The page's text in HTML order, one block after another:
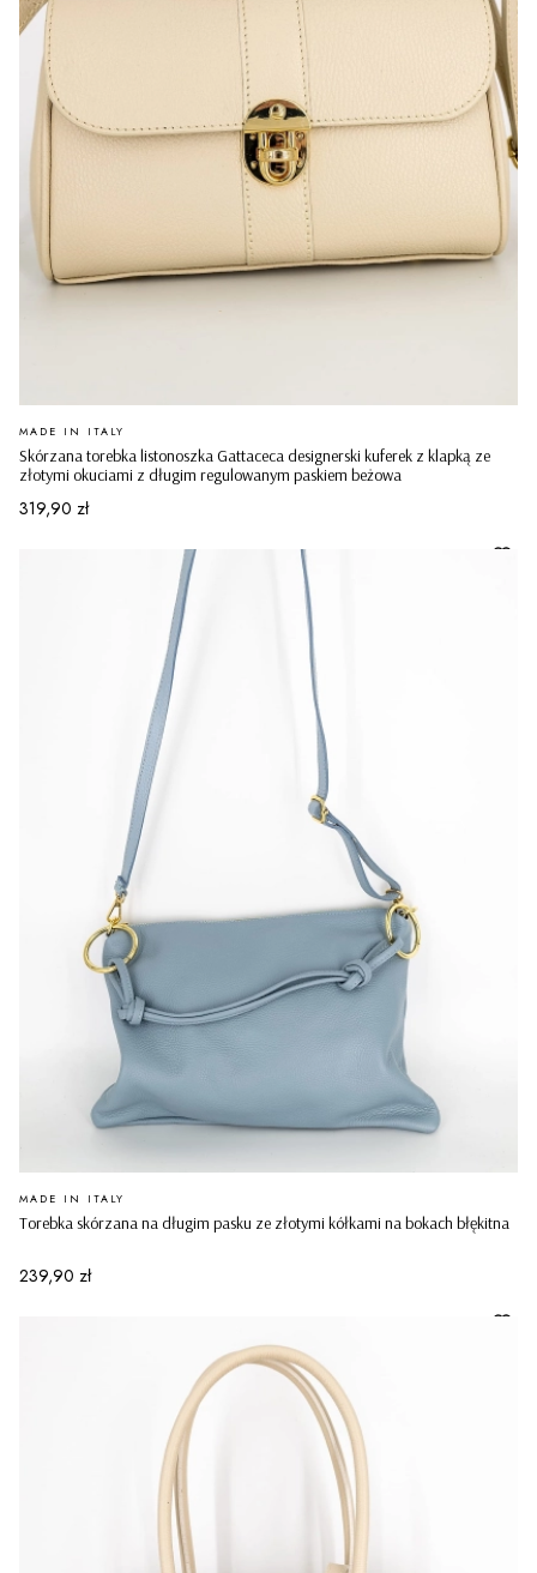
Skórzana torebka listonoszka Gattaceca designerski kuferek z klapką ze
złotymi okuciami z długim regulowanym paskiem beżowa
PRODUCENT
MADE IN ITALY
Cena
319,90 zł
Torebka skórzana na długim pasku ze złotymi kółkami na bokach błękitna
PRODUCENT
MADE IN ITALY
Cena
239,90 zł